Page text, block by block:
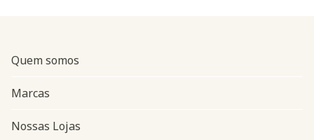
Quem somos
Marcas
Nossas Lojas